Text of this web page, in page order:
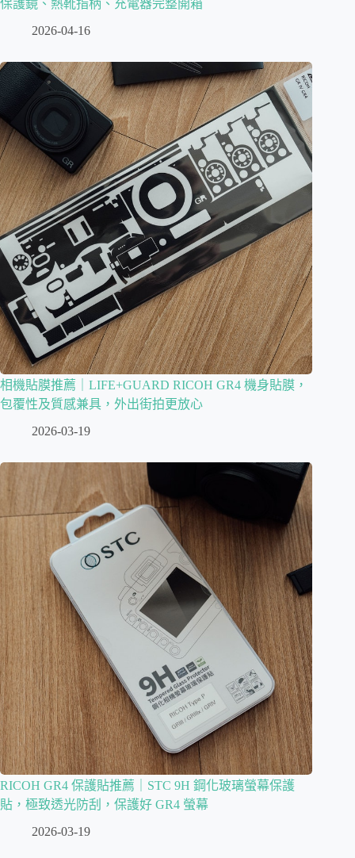
保護鏡、熱靴指柄、充電器完整開箱
2026-04-16
相機貼膜推薦｜LIFE+GUARD RICOH GR4 機身貼膜，
包覆性及質感兼具，外出街拍更放心
2026-03-19
RICOH GR4 保護貼推薦｜STC 9H 鋼化玻璃螢幕保護
貼，極致透光防刮，保護好 GR4 螢幕
2026-03-19